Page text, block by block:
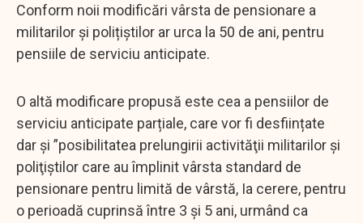
Conform noii modificări vârsta de pensionare a
militarilor și polițiștilor ar urca la 50 de ani, pentru
pensiile de serviciu anticipate.
O altă modificare propusă este cea a pensiilor de
serviciu anticipate parțiale, care vor fi desființate
dar și ”posibilitatea prelungirii activităţii militarilor şi
poliţiştilor care au împlinit vârsta standard de
pensionare pentru limită de vârstă, Ia cerere, pentru
o perioadă cuprinsă între 3 şi 5 ani, urmând ca